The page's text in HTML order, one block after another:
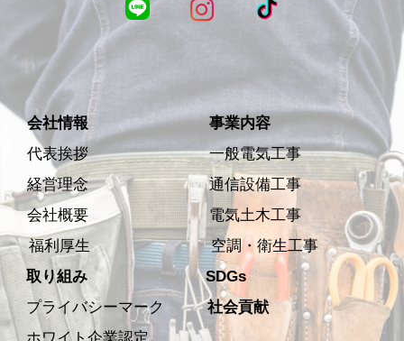
会社情報
代表挨拶
経営理念
会社概要
福利厚生
事業内容
一般電気工事
通信設備工事
電気土木工事
空調・衛生工事
取り組み
プライバシーマーク
SDGs
社会貢献